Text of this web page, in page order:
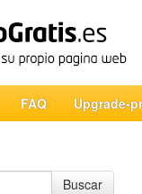
FAQ Upgrade-
Buscar